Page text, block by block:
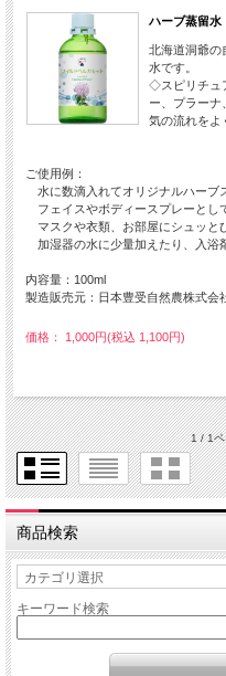
ハーブ蒸留
北海道洞爺の
水です。
◇スピリチュ
ー、プラーナ
気の流れをよ
ご使用例：
水に数滴入れてオリジナルハーブ
フェイスやボディースプレーとし
マスクや衣類、お部屋にシュッと
加湿器の水に少量加えたり、入浴
内容量：100ml
製造販売元：日本豊受自然農株式会
価格： 1,000円(税込 1,100円)
1 / 1ペ
商品検索
キーワード検索